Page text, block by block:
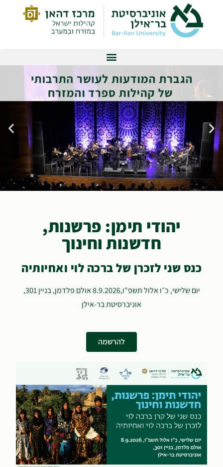
יהודי תימן: פרשנות,
חדשנות וחינוך
כנס שני לזכרן של ברכה לוי ואחיותיה
יום שלישי, כ״ו אלול תשפ"ו,8.9.2026 אולם פלדמן, בניין 301,
אוניברסיטת בר-אילן
להרשמה